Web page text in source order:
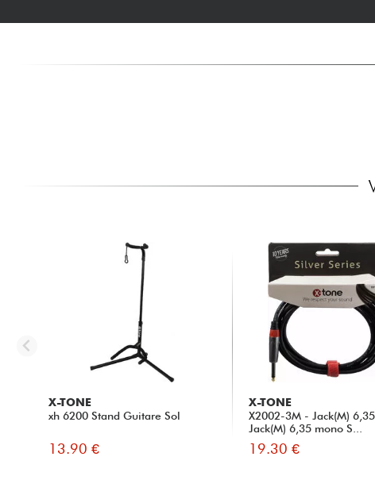
X-TONE
xh 6200 Stand Guitare Sol
13.90 €
X-TONE
X2002-3M - Jack(M)
Jack(M) 6,35 mono S...
19.30 €